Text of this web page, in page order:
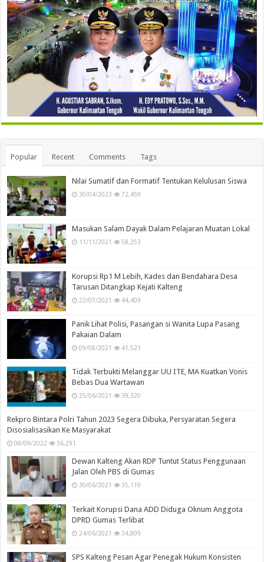
Popular Recent Comments Tags
Nilai Sumatif dan Formatif Tentukan Kelulusan Siswa
30/04/2023 72,459
Masukan Salam Dayak Dalam Pelajaran Muatan Lokal
11/11/2021 58,253
Korupsi Rp1 M Lebih, Kades dan Bendahara Desa
Tarusan Ditangkap Kejati Kalteng
22/07/2021 44,409
Panik Lihat Polisi, Pasangan si Wanita Lupa Pasang
Pakaian Dalam
09/08/2021 41,521
Tidak Terbukti Melanggar UU ITE, MA Kuatkan Vonis
Bebas Dua Wartawan
25/06/2021 39,320
Rekpro Bintara Polri Tahun 2023 Segera Dibuka, Persyaratan Segera
Disosialisasikan Ke Masyarakat
08/09/2022 36,291
Dewan Kalteng Akan RDP Tuntut Status Penggunaan
Jalan Oleh PBS di Gumas
30/06/2021 35,119
Terkait Korupsi Dana ADD Diduga Oknum Anggota
DPRD Gumas Terlibat
24/06/2021 34,809
SPS Kalteng Pesan Agar Penegak Hukum Konsisten